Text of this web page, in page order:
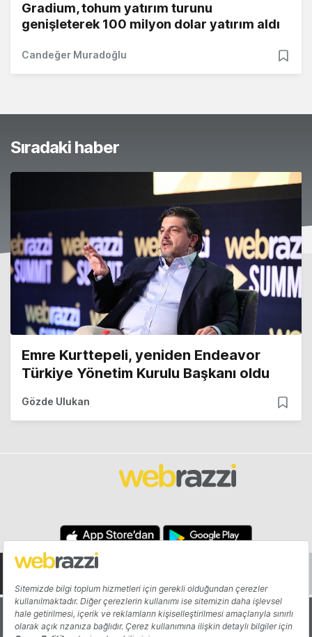
Gradium, tohum yatırım turunu
genişleterek 100 milyon dolar yatırım aldı
Candeğer Muradoğlu
Sıradaki haber
Emre Kurttepeli, yeniden Endeavor
Türkiye Yönetim Kurulu Başkanı oldu
Gözde Ulukan
Hakkında Yazarlar